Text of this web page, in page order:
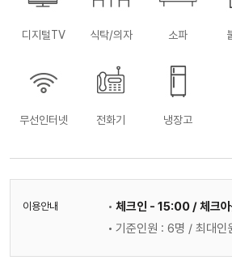
디지털TV 식탁/의자 소파
무선인터넷 전화기 냉장고
이용안내
체크인 - 15:00 / 체크
기준인원 : 6명 / 최대인